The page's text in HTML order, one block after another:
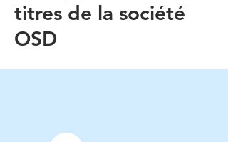
titres de la société
OSD